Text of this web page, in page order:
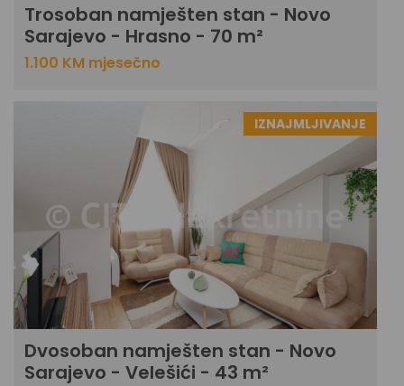
Trosoban namješten stan - Novo
Sarajevo - Hrasno - 70 m²
1.100 KM mjesečno
IZNAJMLJIVANJE
Dvosoban namješten stan - Novo
Sarajevo - Velešići - 43 m²